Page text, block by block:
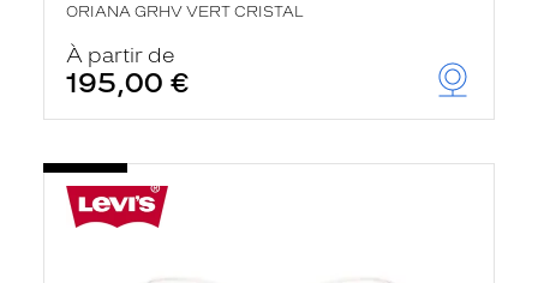
ORIANA GRHV VERT CRISTAL
À partir de
195,00 €